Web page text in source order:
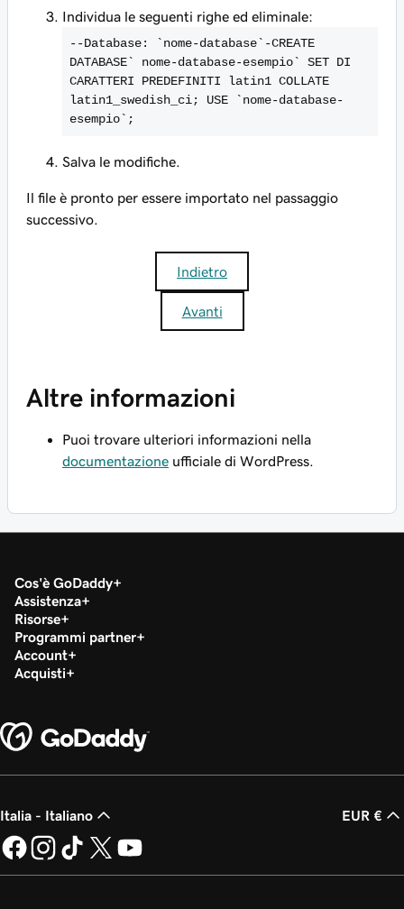
Individua le seguenti righe ed eliminale:
--Database: `nome-database`-CREATE
DATABASE` nome-database-esempio` SET DI
CARATTERI PREDEFINITI latin1 COLLATE
latin1_swedish_ci; USE `nome-database-
esempio`;
Salva le modifiche.
Il file è pronto per essere importato nel passaggio
successivo.
Indietro
Avanti
Altre informazioni
Puoi trovare ulteriori informazioni nella
documentazione ufficiale di WordPress.
Cos'è GoDaddy
Assistenza
Risorse
Programmi partner
Account
Acquisti
Italia - Italiano EUR €